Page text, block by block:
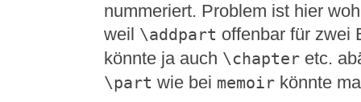
nummeriert. Problem ist hier
weil \addpart offenbar für zwei
könnte ja auch \chapter etc.
\part wie bei memoir könnte